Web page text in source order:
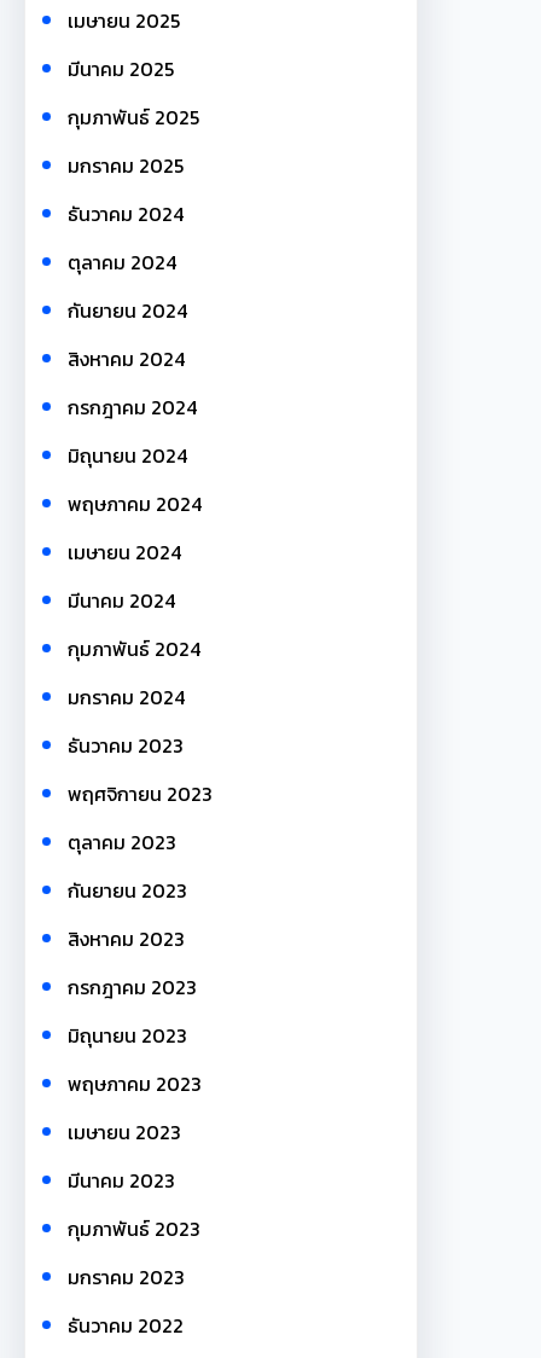
เมษายน 2025
มีนาคม 2025
กุมภาพันธ์ 2025
มกราคม 2025
ธันวาคม 2024
ตุลาคม 2024
กันยายน 2024
สิงหาคม 2024
กรกฎาคม 2024
มิถุนายน 2024
พฤษภาคม 2024
เมษายน 2024
มีนาคม 2024
กุมภาพันธ์ 2024
มกราคม 2024
ธันวาคม 2023
พฤศจิกายน 2023
ตุลาคม 2023
กันยายน 2023
สิงหาคม 2023
กรกฎาคม 2023
มิถุนายน 2023
พฤษภาคม 2023
เมษายน 2023
มีนาคม 2023
กุมภาพันธ์ 2023
มกราคม 2023
ธันวาคม 2022